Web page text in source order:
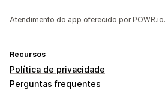
Atendimento do app oferecido por POWR.io.
Recursos
Política de privacidade
Perguntas frequentes